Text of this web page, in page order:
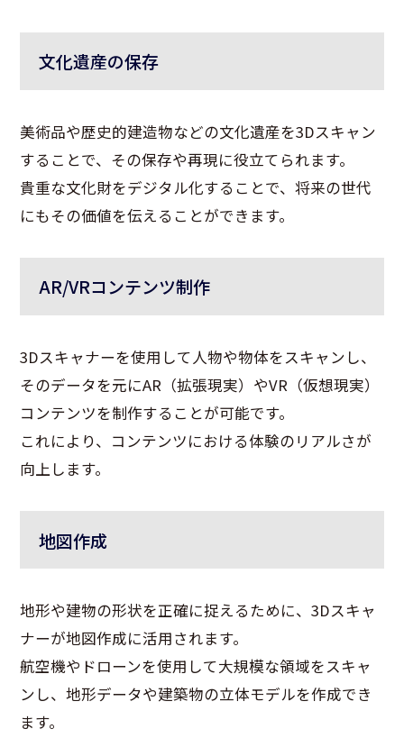
文化遺産の保存
美術品や歴史的建造物などの文化遺産を3Dスキャン
することで、その保存や再現に役立てられます。
貴重な文化財をデジタル化することで、将来の世代
にもその価値を伝えることができます。
AR/VRコンテンツ制作
3Dスキャナーを使用して人物や物体をスキャンし、
そのデータを元にAR（拡張現実）やVR（仮想現実）
コンテンツを制作することが可能です。
これにより、コンテンツにおける体験のリアルさが
向上します。
地図作成
地形や建物の形状を正確に捉えるために、3Dスキャ
ナーが地図作成に活用されます。
航空機やドローンを使用して大規模な領域をスキャ
ンし、地形データや建築物の立体モデルを作成でき
ます。